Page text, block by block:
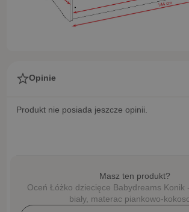
Opinie
Produkt nie posiada jeszcze opinii.
Masz ten produkt?
Oceń Łóżko dziecięce Babydreams Konik
biały, materac piankowo-